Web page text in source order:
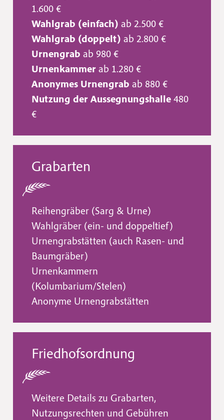
1.600 €
Wahlgrab (einfach) ab 2.500 €
Wahlgrab (doppelt) ab 2.800 €
Urnengrab ab 980 €
Urnenkammer ab 1.280 €
Anonymes Urnengrab ab 880 €
Nutzung der Aussegnungshalle 480
€
Grabarten
Reihengräber (Sarg & Urne)
Wahlgräber (ein- und doppeltief)
Urnengrabstätten (auch Rasen- und
Baumgräber)
Urnenkammern
(Kolumbarium/Stelen)
Anonyme Urnengrabstätten
Friedhofsordnung
Weitere Details zu Grabarten,
Nutzungsrechten und Gebühren